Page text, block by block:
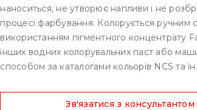
наноситься, не утворює напливи і не
процесі фарбування. Колорується ручним
використанням пігментного концентрату
інших водних колорувальних паст або
способом за каталогами кольорів NCS та ін.
Зв'язатися з консультантом